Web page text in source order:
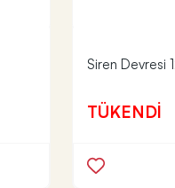
Siren Devresi
TÜKENDİ